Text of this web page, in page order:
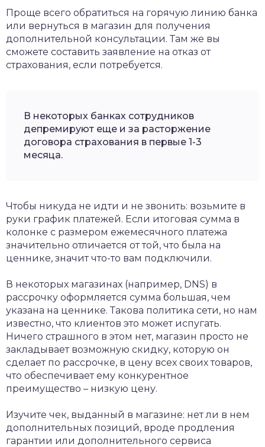
Проще всего обратиться на горячую линию банка
или вернуться в магазин для получения
дополнительной консультации. Там же вы
сможете составить заявление на отказ от
страхования, если потребуется.
В некоторых банках сотрудников
депремируют еще и за расторжение
договора страхования в первые 1-3
месяца.
Чтобы никуда не идти и не звонить: возьмите в
руки график платежей. Если итоговая сумма в
колонке с размером ежемесячного платежа
значительно отличается от той, что была на
ценнике, значит что-то вам подключили.
В некоторых магазинах (например, DNS) в
рассрочку оформляется сумма большая, чем
указана на ценнике. Такова политика сети, но нам
известно, что клиентов это может испугать.
Ничего страшного в этом нет, магазин просто не
закладывает возможную скидку, которую он
сделает по рассрочке, в цену всех своих товаров,
что обеспечивает ему конкурентное
преимущество – низкую цену.
Изучите чек, выданный в магазине: нет ли в нем
дополнительных позиций, вроде продления
гарантии или дополнительного сервиса